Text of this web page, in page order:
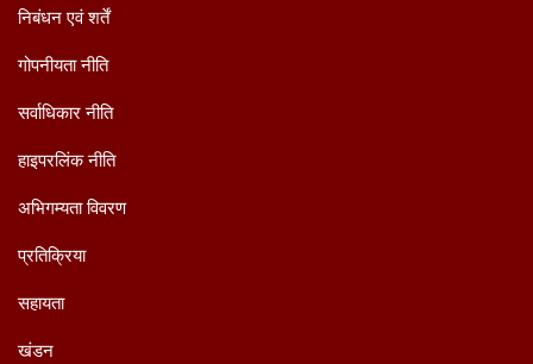
निबंधन एवं शर्तें
गोपनीयता नीति
सर्वाधिकार नीति
हाइपरलिंक नीति
अभिगम्यता विवरण
प्रतिक्रिया
सहायता
खंडन